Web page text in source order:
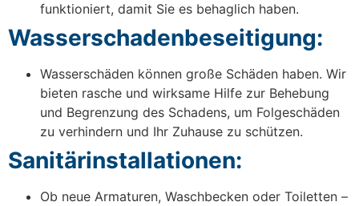
funktioniert, damit Sie es behaglich haben.
Wasserschadenbeseitigung:
Wasserschäden können große Schäden haben. Wir
bieten rasche und wirksame Hilfe zur Behebung
und Begrenzung des Schadens, um Folgeschäden
zu verhindern und Ihr Zuhause zu schützen.
Sanitärinstallationen:
Ob neue Armaturen, Waschbecken oder Toiletten –